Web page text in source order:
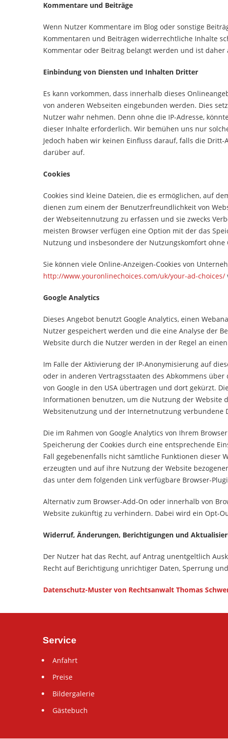
Kommentare und Beiträge
Wenn Nutzer Kommentare im Blog oder sonstige
Kommentaren und Beiträgen widerrechtliche Inhalte
Kommentar oder Beitrag belangt werden und ist
Einbindung von Diensten und Inhalten Dritter
Es kann vorkommen, dass innerhalb dieses
von anderen Webseiten eingebunden werden. Dies
Nutzer wahr nehmen. Denn ohne die IP-Adresse,
dieser Inhalte erforderlich. Wir bemühen uns nur
Jedoch haben wir keinen Einfluss darauf, falls die
darüber auf.
Cookies
Cookies sind kleine Dateien, die es ermöglichen, auf
dienen zum einem der Benutzerfreundlichkeit von
der Webseitennutzung zu erfassen und sie zwecks
meisten Browser verfügen eine Option mit der das
Nutzung und insbesondere der Nutzungskomfort ohne
Sie können viele Online-Anzeigen-Cookies von
http://www.youronlinechoices.com/uk/your-ad-choices/
Google Analytics
Dieses Angebot benutzt Google Analytics, einen
Nutzer gespeichert werden und die eine Analyse der
Website durch die Nutzer werden in der Regel an
Im Falle der Aktivierung der IP-Anonymisierung auf
oder in anderen Vertragsstaaten des Abkommens
von Google in den USA übertragen und dort gekürzt.
Informationen benutzen, um die Nutzung der
Websitenutzung und der Internetnutzung
Die im Rahmen von Google Analytics von Ihrem
Speicherung der Cookies durch eine entsprechende
Fall gegebenenfalls nicht sämtliche Funktionen dieser
erzeugten und auf ihre Nutzung der Website
das unter dem folgenden Link verfügbare Browser-
Alternativ zum Browser-Add-On oder innerhalb von
Website zukünftig zu verhindern. Dabei wird ein Opt-
Widerruf, Änderungen, Berichtigungen und
Der Nutzer hat das Recht, auf Antrag unentgeltlich
Recht auf Berichtigung unrichtiger Daten, Sperrung
Datenschutz-Muster von Rechtsanwalt Thomas
Service
Anfahrt
Preise
Bildergalerie
Gästebuch